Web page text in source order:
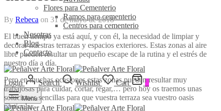
Flores para Cementerio
Ramos para cementerio
Centros para cementerio
Nosotras
Blog
Contacto
Login Search Wishlist Cart 0
Menu
By Rebeca on 31 de mayo de 2018
El buen tiempo ya está aquí, y con él, la necesidad de limpiar y
decorar nuestras terrazas y espacios exteriores. Estas zonas al aire
libre pueden resultar un pequeño escape de la rutina y el estrés de
nuestro día a día.
Pero en muchas ocasiones estas zonas pueden resultar muy
trabajosas para cuidar, cortar, regar,… pero hoy os traemos unas
soluciones sencillas para que vuestra terraza sea vuestro oasis
particular.